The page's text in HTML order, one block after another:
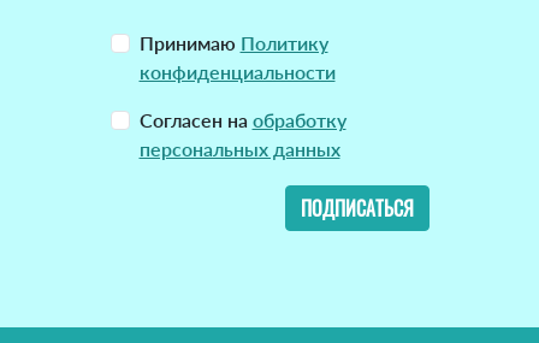
Принимаю Политику
конфиденциальности
Согласен на обработку
персональных данных
ПОДПИСАТЬСЯ